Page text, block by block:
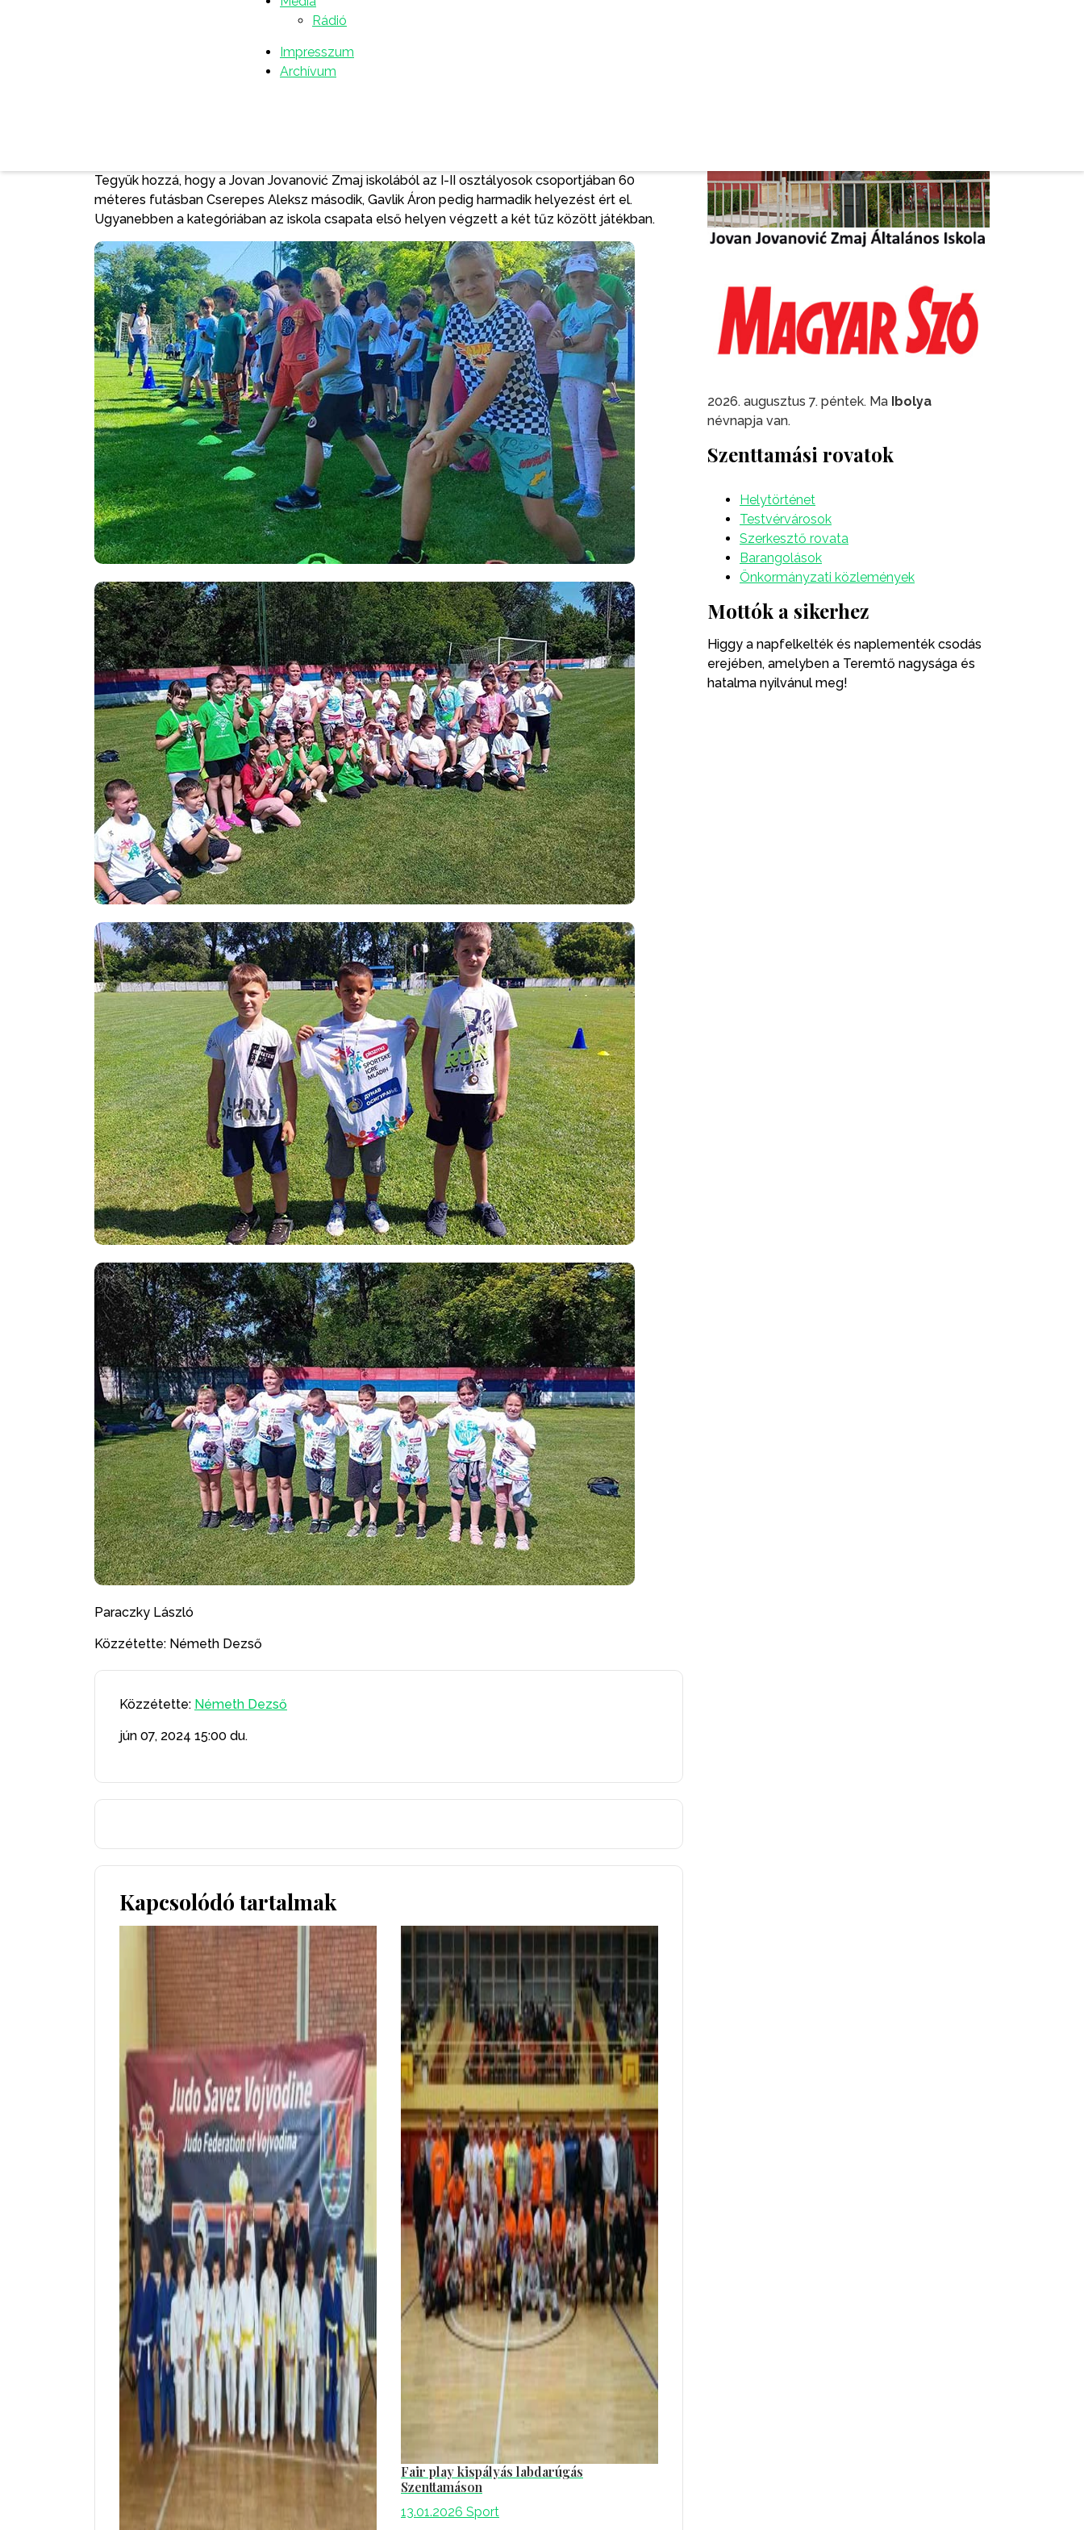
Rádió
Impresszum
Archívum
nádaljai Žarko Zrenjanin Uča Általános Iskolák alsós diákjainak, valamint a tanároknak, hogy
− Kihasználnám az alkalmat, hogy köszönetet mondjak azoknak az iskoláknak, amelyek eleget
Tegyük hozzá, hogy a Jovan Jovanović Zmaj iskolából az I-II osztályosok csoportjában 60
méteres futásban Cserepes Aleksz második, Gavlik Áron pedig harmadik helyezést ért el.
Ugyanebben a kategóriában az iskola csapata első helyen végzett a két tűz között játékban.
Paraczky László
Közzétette: Németh Dezső
Közzétette: Németh Dezső
jún 07, 2024 15:00 du.
Kapcsolódó tartalmak
Fair play kispályás labdarúgás
Szenttamáson
13.01.2026 Sport
2026. augusztus 7. péntek. Ma Ibolya
névnapja van.
Szenttamási rovatok
Helytörténet
Testvérvárosok
Szerkesztő rovata
Barangolások
Önkormányzati közlemények
Mottók a sikerhez
Higgy a napfelkelték és naplementék csodás
erejében, amelyben a Teremtő nagysága és
hatalma nyilvánul meg!